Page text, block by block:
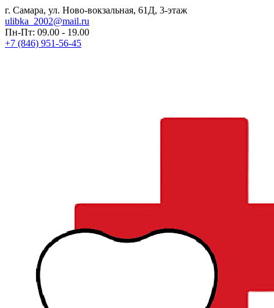
г. Самара, ул. Ново-вокзальная, 61Д, 3-этаж
ulibka_2002@mail.ru
Пн-Пт: 09.00 - 19.00
+7 (846) 951-56-45